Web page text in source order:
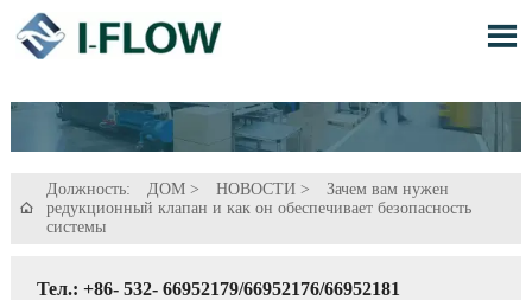


Должность: ДОМ> НОВОСТИ>
Зачем вам нужен
редукционный клапан и как он обеспечивает безопасность
системы
Тел.: +86- 532- 66952179/66952176/66952181